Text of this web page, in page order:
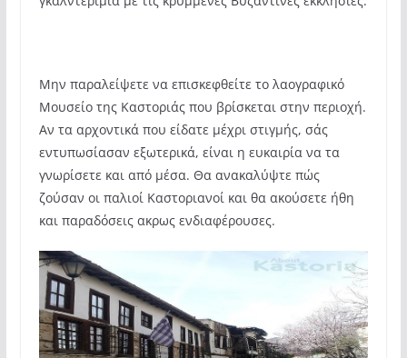
Μην παραλείψετε να επισκεφθείτε το λαογραφικό
Μουσείο της Καστοριάς που βρίσκεται στην περιοχή.
Αν τα αρχοντικά που είδατε μέχρι στιγμής, σάς
εντυπωσίασαν εξωτερικά, είναι η ευκαιρία να τα
γνωρίσετε και από μέσα. Θα ανακαλύψτε πώς
ζούσαν οι παλιοί Καστοριανοί και θα ακούσετε ήθη
και παραδόσεις ακρως ενδιαφέρουσες.